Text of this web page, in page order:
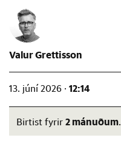
Valur Grettisson
13. júní 2026 · 12:14
Birtist fyrir 2 mánuðum.